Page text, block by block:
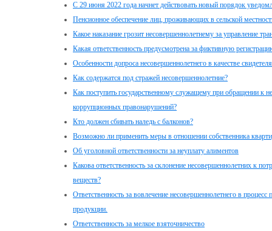
С 29 июня 2022 года начнет действовать новый порядок
Пенсионное обеспечение лиц, проживающих в сельской
Какое наказание грозит несовершеннолетнему за управление
Какая ответственность предусмотрена за фиктивную
Особенности допроса несовершеннолетнего в качестве
Как содержатся под стражей несовершеннолетние?
Как поступить государственному служащему при обращении к
коррупционных правонарушений?
Кто должен сбивать наледь с балконов?
Возможно ли применить меры в отношении собственника
Об уголовной ответственности за неуплату алиментов
Какова ответственность за склонение несовершеннолетних к
веществ?
Ответственность за вовлечение несовершеннолетнего в
продукции.
Ответственность за мелкое взяточничество